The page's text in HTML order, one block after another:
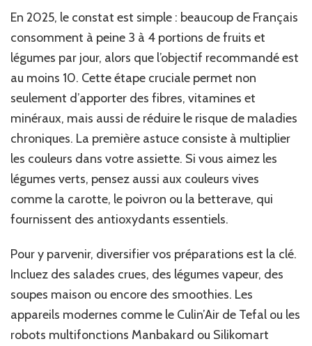
En 2025, le constat est simple : beaucoup de Français
consomment à peine 3 à 4 portions de fruits et
légumes par jour, alors que l’objectif recommandé est
au moins 10. Cette étape cruciale permet non
seulement d’apporter des fibres, vitamines et
minéraux, mais aussi de réduire le risque de maladies
chroniques. La première astuce consiste à multiplier
les couleurs dans votre assiette. Si vous aimez les
légumes verts, pensez aussi aux couleurs vives
comme la carotte, le poivron ou la betterave, qui
fournissent des antioxydants essentiels.
Pour y parvenir, diversifier vos préparations est la clé.
Incluez des salades crues, des légumes vapeur, des
soupes maison ou encore des smoothies. Les
appareils modernes comme le Culin’Air de Tefal ou les
robots multifonctions Manbakard ou Silikomart